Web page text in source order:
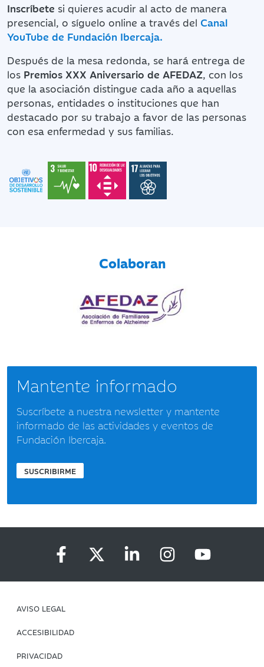
Inscríbete si quieres acudir al acto de manera
presencial, o síguelo online a través del Canal
YouTube de Fundación Ibercaja.
Después de la mesa redonda, se hará entrega de
los Premios XXX Aniversario de AFEDAZ, con los
que la asociación distingue cada año a aquellas
personas, entidades o instituciones que han
destacado por su trabajo a favor de las personas
con esa enfermedad y sus familias.
Colaboran
Mantente informado
Suscríbete a nuestra newsletter y mantente
informado de las actividades y eventos de
Fundación Ibercaja.
SUSCRIBIRME
AVISO LEGAL
ACCESIBILIDAD
PRIVACIDAD